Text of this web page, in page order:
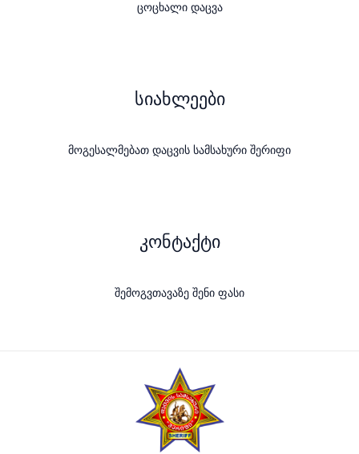
ცოცხალი დაცვა
სიახლეები
მოგესალმებათ დაცვის სამსახური შერიფი
კონტაქტი
შემოგვთავაზე შენი ფასი